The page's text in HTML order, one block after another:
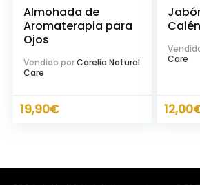
Almohada de
Aromaterapia para
Ojos
Vendido porCarelia Natural
Care
19,90€
Care
12,00